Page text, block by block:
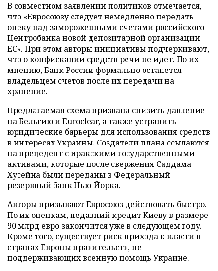
В совместном заявлении политиков отмечается,
что «Евросоюзу следует немедленно передать
опеку над замороженными счетами российского
Центробанка новой депозитарной организации
ЕС». При этом авторы инициативы подчеркивают,
что о конфискации средств речи не идет. По их
мнению, Банк России формально останется
владельцем счетов после их передачи на
хранение.
Предлагаемая схема призвана снизить давление
на Бельгию и Euroclear, а также устранить
юридические барьеры для использования средств
в интересах Украины. Создатели плана ссылаются
на прецедент с иракскими государственными
активами, которые после свержения Саддама
Хусейна были переданы в Федеральный
резервный банк Нью-Йорка.
Авторы призывают Евросоюз действовать быстро.
По их оценкам, недавний кредит Киеву в размере
90 млрд евро закончится уже в следующем году.
Кроме того, существует риск прихода к власти в
странах Европы правительств, не
поддерживающих военную помощь Украине.